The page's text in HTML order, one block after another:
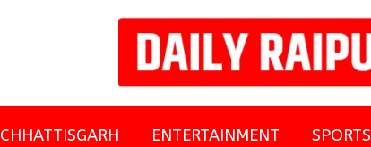
CHHATTISGARH ENTERTAINMENT SPORTS